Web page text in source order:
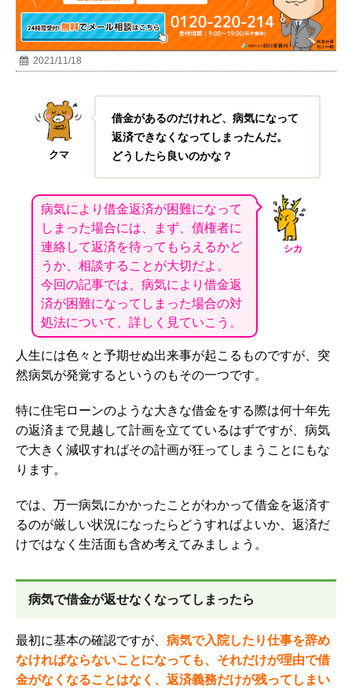
2021/11/18
クマ
借金があるのだけれど、病気になって
返済できなくなってしまったんだ。
どうしたら良いのかな？
シカ
病気により借金返済が困難になって
しまった場合には、まず、債権者に
連絡して返済を待ってもらえるかど
うか、相談することが大切だよ。
今回の記事では、病気により借金返
済が困難になってしまった場合の対
処法について、詳しく見ていこう。
人生には色々と予期せぬ出来事が起こるものですが、突
然病気が発覚するというのもその一つです。
特に住宅ローンのような大きな借金をする際は何十年先
の返済まで見越して計画を立てているはずですが、病気
で大きく減収すればその計画が狂ってしまうことにもな
ります。
では、万一病気にかかったことがわかって借金を返済す
るのが厳しい状況になったらどうすればよいか、返済だ
けではなく生活面も含め考えてみましょう。
病気で借金が返せなくなってしまったら
最初に基本の確認ですが、 病気で入院したり仕事を辞め
なければならないことになっても、それだけが理由で借
金がなくなることはなく、返済義務だけが残ってしまい